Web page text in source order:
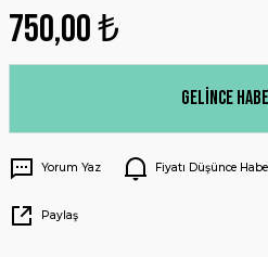
750,00 ₺
Gelince
Yorum Yaz Fiyatı Düşünce
Paylaş